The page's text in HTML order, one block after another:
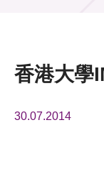
活動及消息
香港大學
30.07.2014